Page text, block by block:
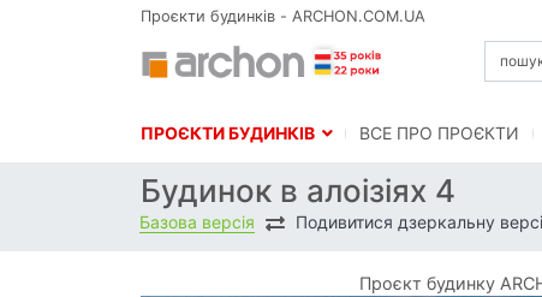
Проєкти будинків - ARCHON.COM.UA
ПРОЄКТИ БУДИНКІВ BСЕ ПРО ПРОЄКТИ
Будинок в алоізіях 4
Базова версія Подивитися дзеркальну
Проєкт будинку